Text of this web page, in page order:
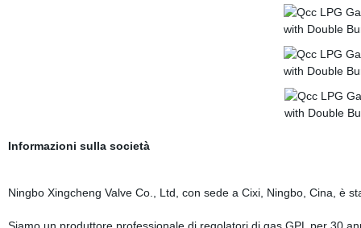
Informazioni sulla società
Ningbo Xingcheng Valve Co., Ltd, con sede a Cixi, Ningbo, Cina, è